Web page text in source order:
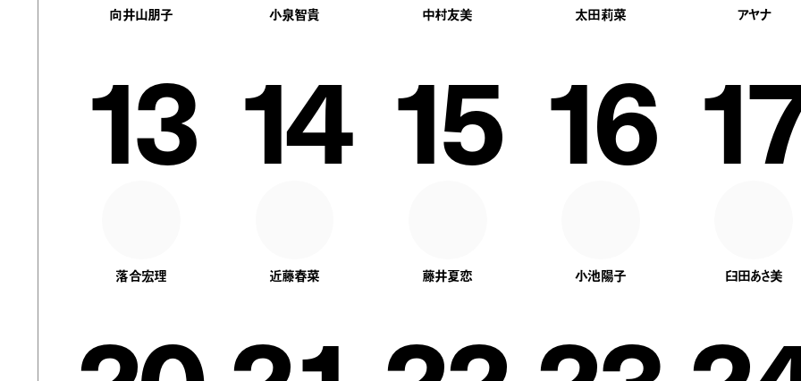
向井山朋子 小泉智貴 中村友美 太田莉菜 アヤナ
13
落合宏理
14
近藤春菜
15
藤井夏恋
16
小池陽子
17
臼田あさ美